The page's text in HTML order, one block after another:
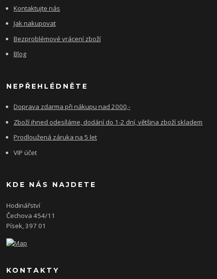
Kontaktujte nás
Jak nakupovat
Bezproblémové vrácení zboží
Blog
NEPŘEHLÉDNĚTE
Doprava zdarma při nákupu nad 2000,-
Zboží ihned odesíláme, dodání do 1-2 dní, většina zboží skladem
Prodloužená záruka na 5 let
VIP účet
KDE NÁS NAJDETE
Hodinářství
Čechova 454/11
Písek, 397 01
KONTAKTY